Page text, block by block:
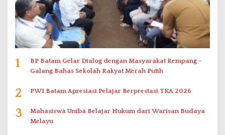
1
BP Batam Gelar Dialog dengan Masyarakat Rempang –
Galang Bahas Sekolah Rakyat Merah Putih
2 PWI Batam Apresiasi Pelajar Berprestasi TKA 2026
3
Mahasiswa Uniba Belajar Hukum dari Warisan Budaya
Melayu